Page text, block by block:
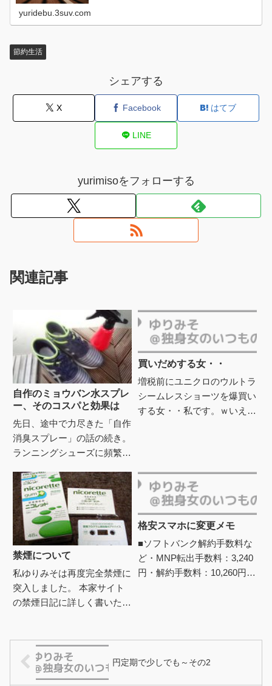
yuridebu.3suv.com
節約生活
シェアする
X Facebook はてブ
LINE
yurimisoをフォローする
関連記事
自作のミョウバン水スプレ
ー、そのコスパと効果は
先日、途中で力尽きた「自作
消臭スプレー」の話の続き。
ランニングシューズに頻繁に
レーを使うので、安く自作出
来ないかなと検索したらミョ
ウバ...
買いだめする女・・
増税前にユニクロのウルトラ
シームレスショーツを爆買い
する女・・私です。ｗいえ、
禁煙について
私ゆりみそは再度完全禁煙に
突入しました。 本家サイト
の禁煙日記に詳しく書いたが
飲んだのもあるが、 なん
だ...
格安スマホに変更メモ
■ソフトバンク解約手数料な
ど・MNP転出手数料：3,240
円・解約手数料：10,260円
円定期で少しでも～その2